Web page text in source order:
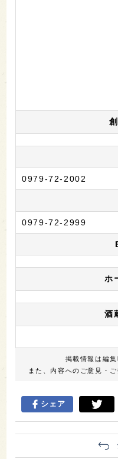
0979-72-2002
0979-72-2999
ホ
酒
掲載情報は編
また、内容へのご意見・ご
シェア